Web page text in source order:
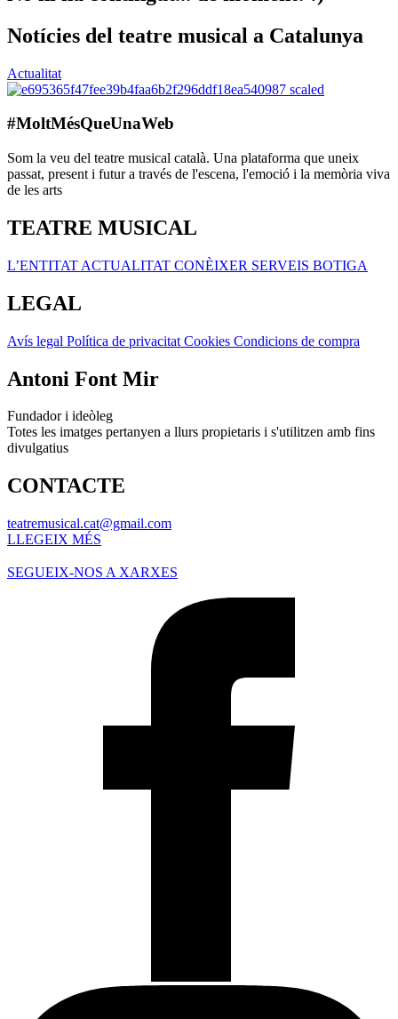
Notícies del teatre musical a Catalunya
Actualitat
#MoltMésQueUnaWeb
Som la veu del teatre musical català. Una plataforma que uneix
passat, present i futur a través de l'escena, l'emoció i la memòria viva
de les arts
TEATRE MUSICAL
L’ENTITAT ACTUALITAT CONÈIXER SERVEIS BOTIGA
LEGAL
Avís legal Política de privacitat Cookies Condicions de compra
Antoni Font Mir
Fundador i ideòleg
Totes les imatges pertanyen a llurs propietaris i s'utilitzen amb fins
divulgatius
CONTACTE
teatremusical.cat@gmail.com
LLEGEIX MÉS
SEGUEIX-NOS A XARXES